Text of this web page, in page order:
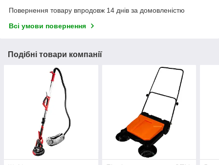
Повернення товару впродовж 14 днів за домовленістю
Всі умови повернення
Подібні товари компанії